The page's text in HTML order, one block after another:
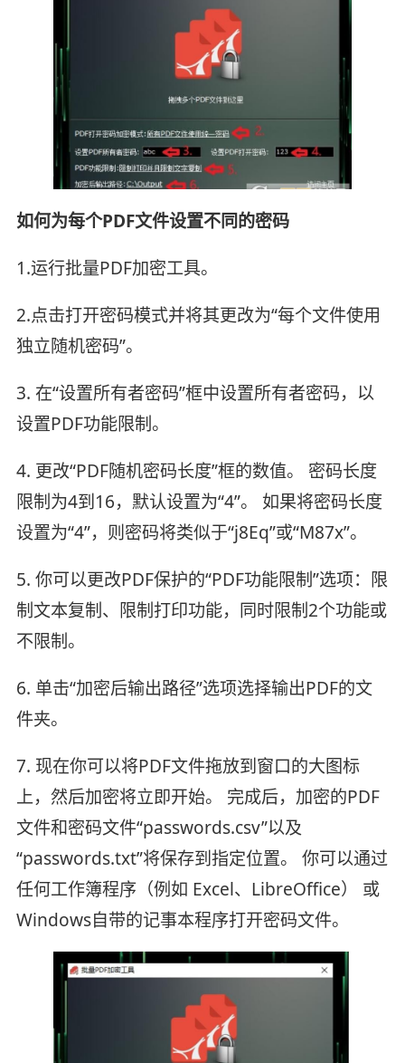
如何为每个PDF文件设置不同的密码
1.运行批量PDF加密工具。
2.点击打开密码模式并将其更改为“每个文件使用
独立随机密码”。
3. 在“设置所有者密码”框中设置所有者密码，以
设置PDF功能限制。
4. 更改“PDF随机密码长度”框的数值。 密码长度
限制为4到16，默认设置为“4”。 如果将密码长度
设置为“4”，则密码将类似于“j8Eq”或“M87x”。
5. 你可以更改PDF保护的“PDF功能限制”选项：限
制文本复制、限制打印功能，同时限制2个功能或
不限制。
6. 单击“加密后输出路径”选项选择输出PDF的文
件夹。
7. 现在你可以将PDF文件拖放到窗口的大图标
上，然后加密将立即开始。 完成后，加密的PDF
文件和密码文件“passwords.csv”以及
“passwords.txt”将保存到指定位置。 你可以通过
任何工作簿程序（例如 Excel、LibreOffice） 或
Windows自带的记事本程序打开密码文件。